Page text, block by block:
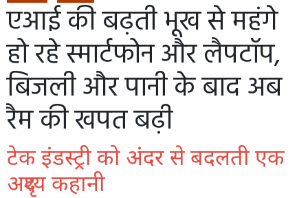
एआई की बढ़ती भूख से महंगे
हो रहे स्मार्टफोन और लैपटॉप,
बिजली और पानी के बाद अब
रैम की खपत बढ़ी
टेक इंडस्ट्री को अंदर से बदलती एक
अदृश्य कहानी